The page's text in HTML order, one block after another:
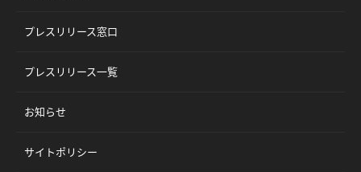
プレスリリース窓口
プレスリリース一覧
お知らせ
サイトポリシー